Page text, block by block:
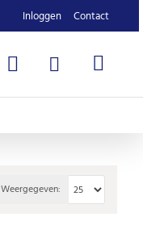
Inloggen Contact
Weergegeven: